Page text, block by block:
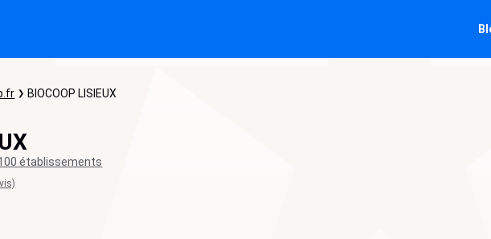
BIOCOOP LISIEUX
établissements